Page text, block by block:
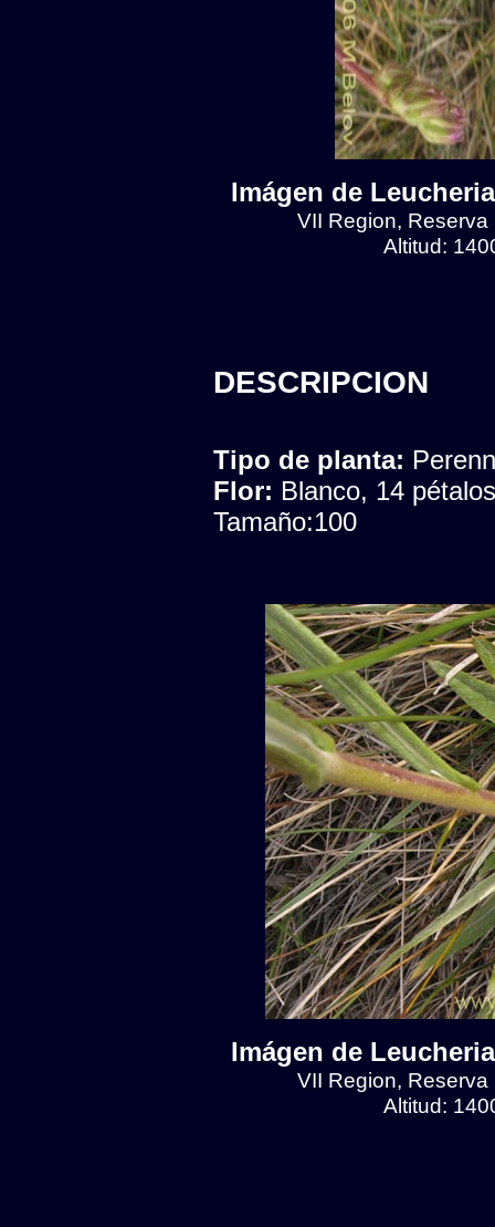
Imágen de
VII Region,
Altitud:
DESCRIPCION
Tipo de planta:
Flor: Blanco, 14
Tamaño:100
Imágen de
VII Region,
Altitud: